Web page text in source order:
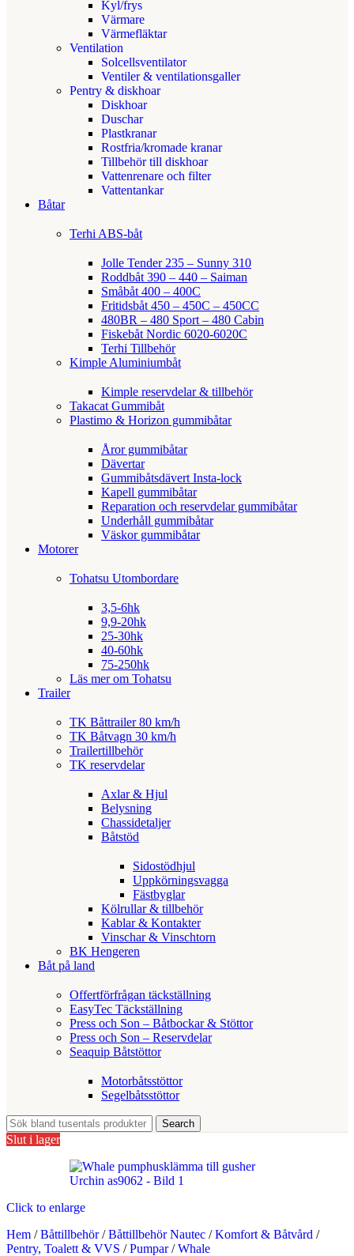
Kyl/frys
Värmare
Värmefläktar
Ventilation
Solcellsventilator
Ventiler & ventilationsgaller
Pentry & diskhoar
Diskhoar
Duschar
Plastkranar
Rostfria/kromade kranar
Tillbehör till diskhoar
Vattenrenare och filter
Vattentankar
Båtar
Terhi ABS-båt
Jolle Tender 235 – Sunny 310
Roddbåt 390 – 440 – Saiman
Småbåt 400 – 400C
Fritidsbåt 450 – 450C – 450CC
480BR – 480 Sport – 480 Cabin
Fiskebåt Nordic 6020-6020C
Terhi Tillbehör
Kimple Aluminiumbåt
Kimple reservdelar & tillbehör
Takacat Gummibåt
Plastimo & Horizon gummibåtar
Åror gummibåtar
Dävertar
Gummibåtsdävert Insta-lock
Kapell gummibåtar
Reparation och reservdelar gummibåtar
Underhåll gummibåtar
Väskor gummibåtar
Motorer
Tohatsu Utombordare
3,5-6hk
9,9-20hk
25-30hk
40-60hk
75-250hk
Läs mer om Tohatsu
Trailer
TK Båttrailer 80 km/h
TK Båtvagn 30 km/h
Trailertillbehör
TK reservdelar
Axlar & Hjul
Belysning
Chassidetaljer
Båtstöd
Sidostödhjul
Uppkörningsvagga
Fästbyglar
Kölrullar & tillbehör
Kablar & Kontakter
Vinschar & Vinschtorn
BK Hengeren
Båt på land
Offertförfrågan täckställning
EasyTec Täckställning
Press och Son – Båtbockar & Stöttor
Press och Son – Reservdelar
Seaquip Båtstöttor
Motorbåtsstöttor
Segelbåtsstöttor
Search
Slut i lager
Click to enlarge
Hem / Båttillbehör/ Båttillbehör Nautec / Komfort & Båtvård /
Pentry, Toalett & VVS / Pumpar/ Whale